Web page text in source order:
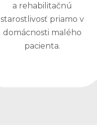
a rehabilitačnú
starostlivosť priamo v
domácnosti malého
pacienta.